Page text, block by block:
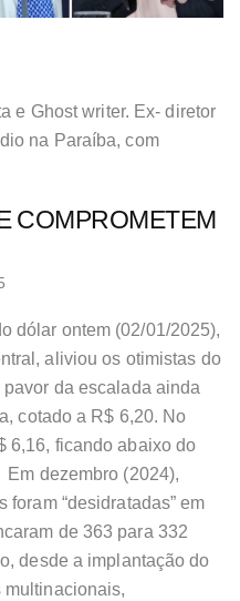
e Ghost writer. Ex- diretor
na Paraíba, com
COMPROMETEM
dólar ontem (02/01/2025),
aliviou os otimistas do
da escalada ainda
cotado a R$ 6,20. No
6,16, ficando abaixo do
dezembro (2024),
“desidratadas” em
de 363 para 332
desde a implantação do
multinacionais,